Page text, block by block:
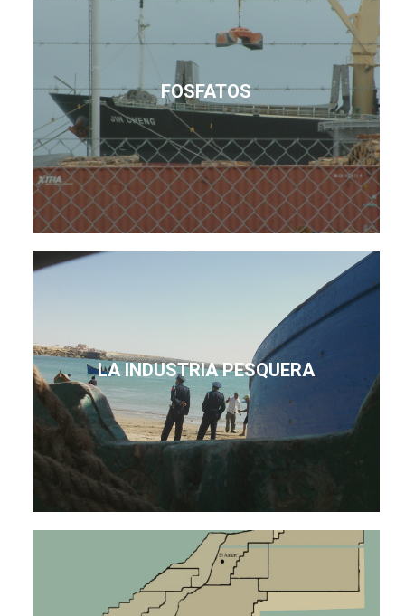
FOSFATOS
LA INDUSTRIA PESQUERA